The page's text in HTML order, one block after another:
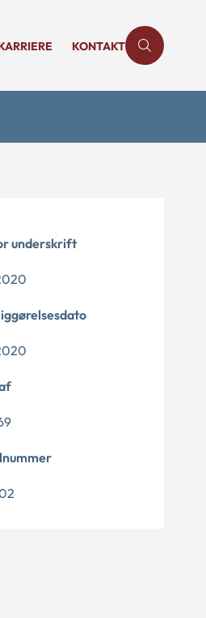
KONTAKT
underskrift